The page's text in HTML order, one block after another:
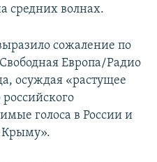
средних волнах.
сожаление по
Европа/Радио
осуждая «растущее
голоса в России и
Крыму».